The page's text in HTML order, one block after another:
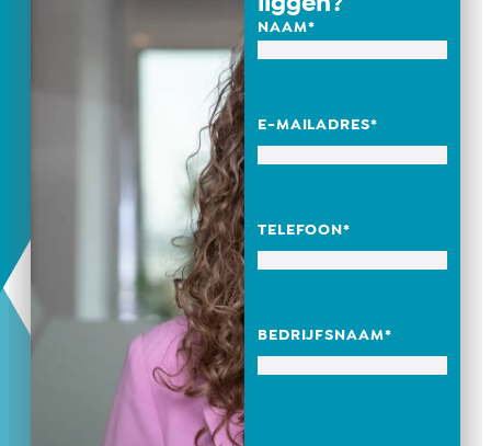
NAAM*
E-MAILADRES*
TELEFOON*
BEDRIJFSNAAM*